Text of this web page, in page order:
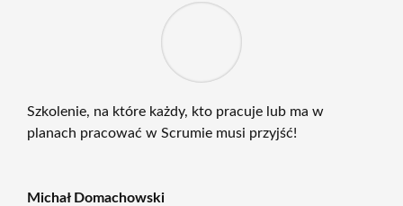
Szkolenie, na które każdy, kto pracuje lub ma w
planach pracować w Scrumie musi przyjść!
Michał Domachowski